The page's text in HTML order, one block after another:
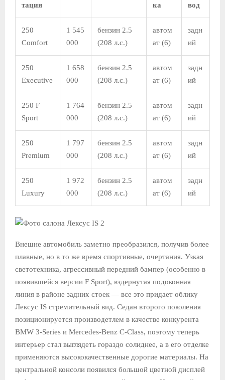
тация
ка
вод
250
Comfort
1 545
000
бензин 2.5
(208 л.с.)
автом
ат (6)
задн
ий
250
Executive
1 658
000
бензин 2.5
(208 л.с.)
автом
ат (6)
задн
ий
250 F
Sport
1 764
000
бензин 2.5
(208 л.с.)
автом
ат (6)
задн
ий
250
Premium
1 797
000
бензин 2.5
(208 л.с.)
автом
ат (6)
задн
ий
250
Luxury
1 972
000
бензин 2.5
(208 л.с.)
автом
ат (6)
задн
ий
Внешне автомобиль заметно преобразился, получив более
плавные, но в то же время спортивные, очертания. Узкая
светотехника, агрессивный передний бампер (особенно в
появившейся версии F Sport), вздернутая подоконная
линия в районе задних стоек — все это придает облику
Лексус IS стремительный вид. Седан второго поколения
позиционируется производетлем в качестве конкурента
BMW 3-Series и Mercedes-Benz C-Class, поэтому теперь
интерьер стал выглядеть гораздо солиднее, а в его отделке
применяются высококачественные дорогие материалы. На
центральной консоли появился большой цветной дисплей